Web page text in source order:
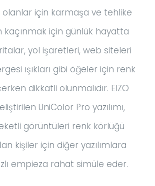
olanlar için karmaşa ve tehlike
için günlük hayatta
yol işaretleri, web siteleri
ışıkları gibi öğeler için renk
dikkatli olunmalıdır. EIZO
UniColor Pro yazılımı,
görüntüleri renk körlüğü
kişiler için diğer yazılımlara
empieza rahat simüle eder.